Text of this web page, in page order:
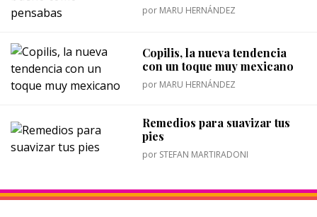
por MARU HERNÁNDEZ
Copilis, la nueva tendencia
con un toque muy mexicano
por MARU HERNÁNDEZ
Remedios para suavizar tus
pies
por STEFAN MARTIRADONI